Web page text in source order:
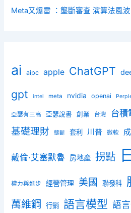
Meta又爆雷 ：壟斷審查 演算法風
ai aipc apple ChatGPT
gpt intel meta nvidia openai
亞瑟有三高 亞瑟說書 創業 台灣 台積
基礎理財 壟斷 套利 川普 微軟
戴倫·艾塞默魯 房地產 拐點
權力與進步 經營管理 美國 聯發科
萬維鋼 行銷 語言模型 語